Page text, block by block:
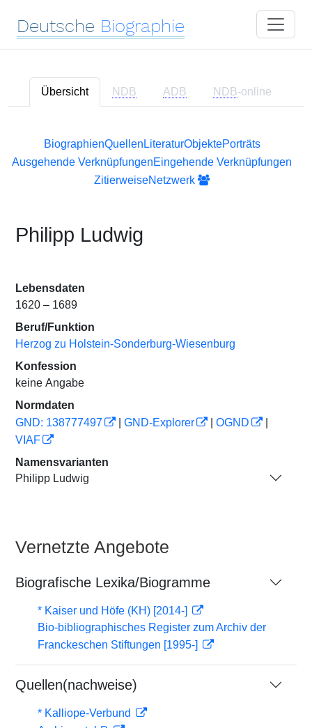
Deutsche Biographie
Übersicht NDB ADB NDB-online
BiographienQuellen LiteraturObjektePorträts
Ausgehende VerknüpfungenEingehende Verknüpfungen
ZitierweiseNetzwerk
Philipp Ludwig
Lebensdaten
1620 – 1689
Beruf/Funktion
Herzog zu Holstein-Sonderburg-Wiesenburg
Konfession
keine Angabe
Normdaten
GND: 138777497
GND-Explorer OGND
VIAF
Namensvarianten
Philipp Ludwig
Vernetzte Angebote
Biografische Lexika/Biogramme
* Kaiser und Höfe (KH) [2014-]
Bio-bibliographisches Register zum Archiv der
Franckeschen Stiftungen [1995-]
Quellen(nachweise)
* Kalliope-Verbund